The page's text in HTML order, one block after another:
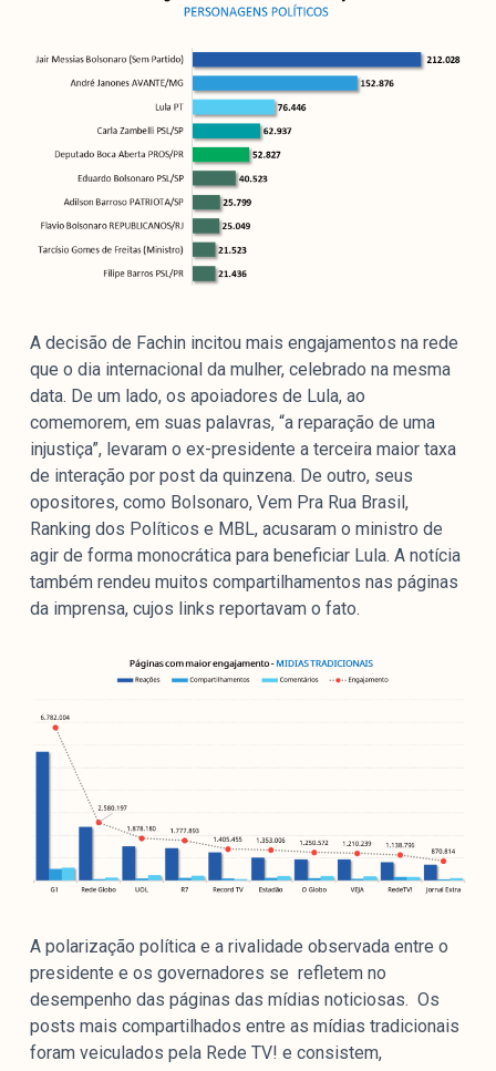
A decisão de Fachin incitou mais engajamentos na rede
que o dia internacional da mulher, celebrado na mesma
data. De um lado, os apoiadores de Lula, ao
comemorem, em suas palavras, “a reparação de uma
injustiça”, levaram o ex-presidente a terceira maior taxa
de interação por post da quinzena. De outro, seus
opositores, como Bolsonaro, Vem Pra Rua Brasil,
Ranking dos Políticos e MBL, acusaram o ministro de
agir de forma monocrática para beneficiar Lula. A notícia
também rendeu muitos compartilhamentos nas páginas
da imprensa, cujos links reportavam o fato.
A polarização política e a rivalidade observada entre o
presidente e os governadores se refletem no
desempenho das páginas das mídias noticiosas. Os
posts mais compartilhados entre as mídias tradicionais
foram veiculados pela Rede TV! e consistem,